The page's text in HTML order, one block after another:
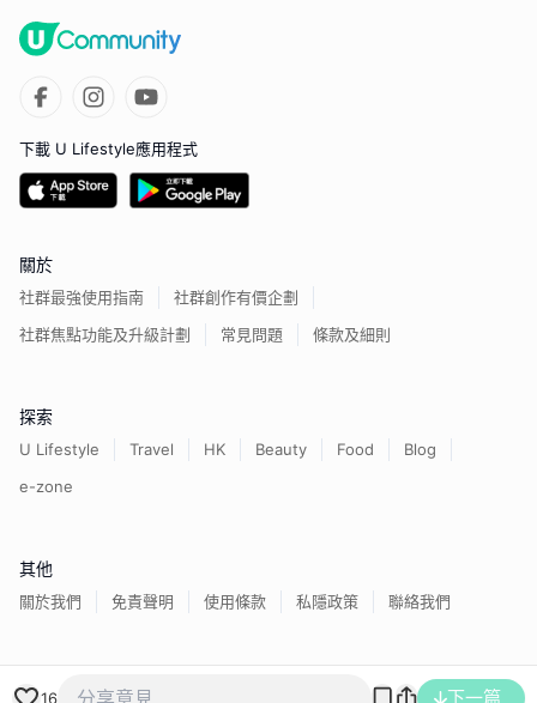
16 下一篇
下載 U Lifestyle應用程式
關於
社群最強使用指南
社群創作有價企劃
社群焦點功能及升級計劃
常見問題 條款及細則
探索
U Lifestyle Travel HK Beauty Food
Blog
e-zone
其他
關於我們 免責聲明 使用條款 私隱政策 聯絡我們
香港經濟日報版權所有©